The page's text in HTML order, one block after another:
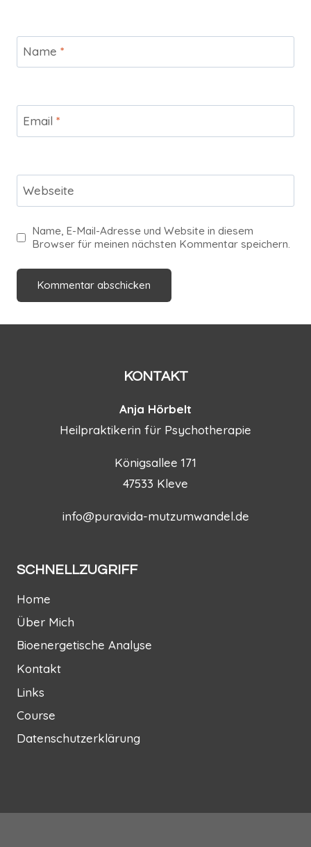
Name *
Email *
Webseite
Name, E-Mail-Adresse und Website in diesem
Browser für meinen nächsten Kommentar speichern.
KONTAKT
Anja Hörbelt
Heilpraktikerin für Psychotherapie
Königsallee 171
47533 Kleve
info@puravida-mutzumwandel.de
SCHNELLZUGRIFF
Home
Über Mich
Bioenergetische Analyse
Kontakt
Links
Course
Datenschutzerklärung